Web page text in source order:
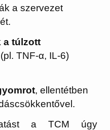
a szervezet
a túlzott
(pl. TNF-α, IL-6)
, ellentétben
a TCM úgy